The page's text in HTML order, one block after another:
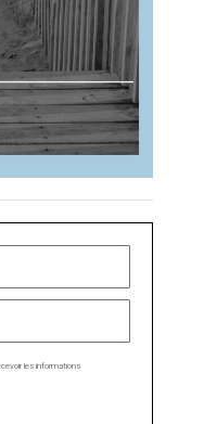
les informations